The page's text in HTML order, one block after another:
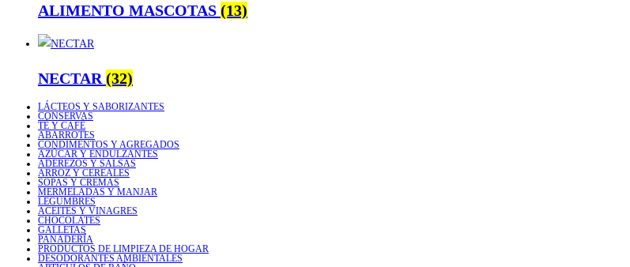
ALIMENTO MASCOTAS (13)
NECTAR (32)
LÁCTEOS Y SABORIZANTES
CONSERVAS
TÉ Y CAFÉ
ABARROTES
CONDIMENTOS Y AGREGADOS
AZÚCAR Y ENDULZANTES
ADEREZOS Y SALSAS
ARROZ Y CEREALES
SOPAS Y CREMAS
MERMELADAS Y MANJAR
LEGUMBRES
ACEITES Y VINAGRES
CHOCOLATES
GALLETAS
PANADERÍA
PRODUCTOS DE LIMPIEZA DE HOGAR
DESODORANTES AMBIENTALES